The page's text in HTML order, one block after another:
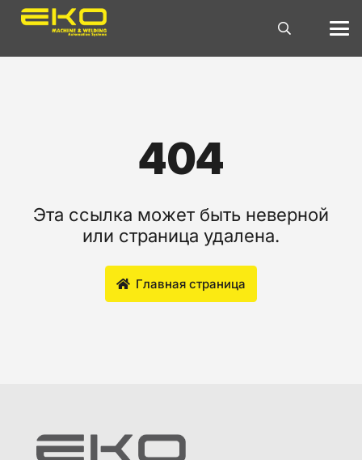
404
Эта ссылка может быть неверной
или страница удалена.
Главная страница